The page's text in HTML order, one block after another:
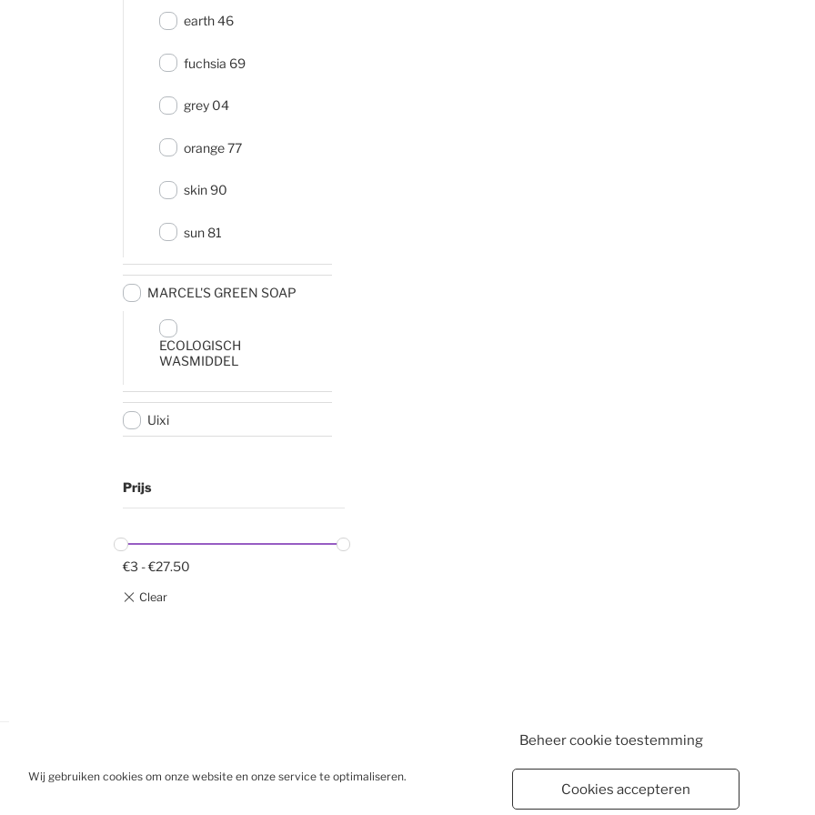
Beheer cookie toestemming
Wij gebruiken cookies om onze website en onze service te optimaliseren.
Cookies accepteren
earth 46
fuchsia 69
grey 04
orange 77
skin 90
sun 81
MARCEL'S GREEN SOAP
ECOLOGISCH
WASMIDDEL
Uixi
Prijs
€3 -€27.50
WINKELMAND VESTIGINGEN